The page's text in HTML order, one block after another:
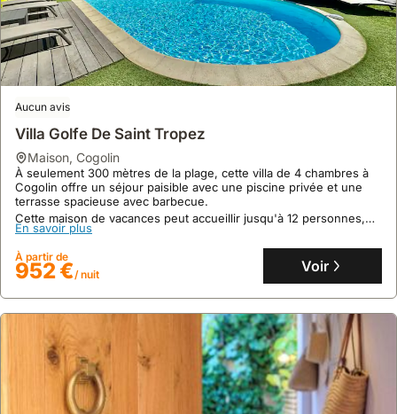
Aucun avis
Villa Golfe De Saint Tropez
maison, Cogolin
À seulement 300 mètres de la plage, cette villa de 4 chambres à
Cogolin offre un séjour paisible avec une piscine privée et une
terrasse spacieuse avec barbecue.
Cette maison de vacances peut accueillir jusqu'à 12 personnes,
disposant de la climatisation, d'internet et d'une cuisine
entièrement équipée pour un séjour confortable.
En savoir plus
À partir de
952 €/ nuit Voir